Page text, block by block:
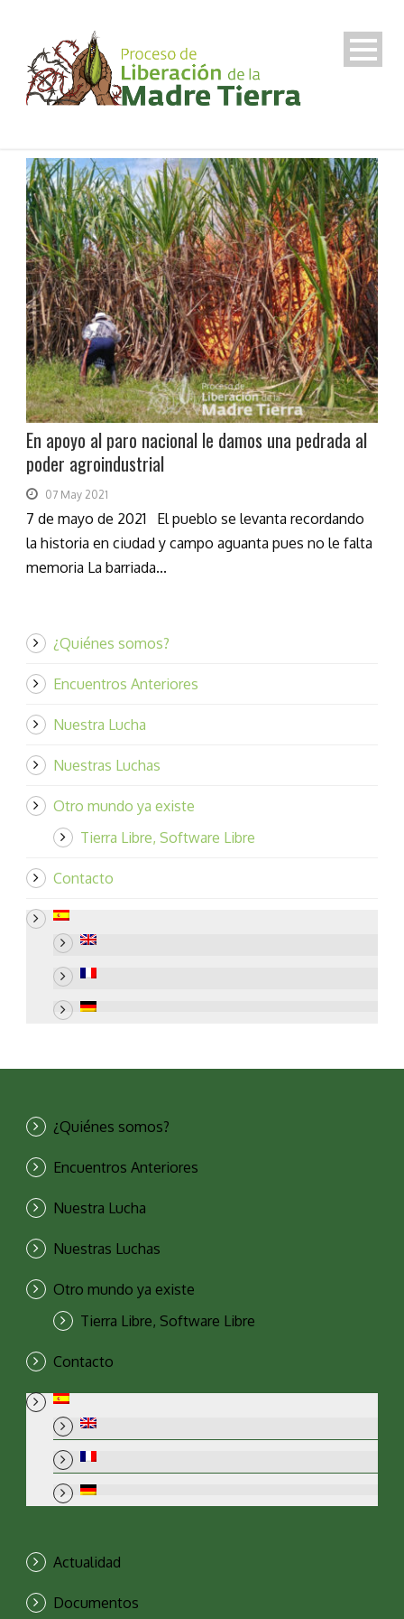
En apoyo al paro nacional le damos una pedrada al
poder agroindustrial
07 May 2021
7 de mayo de 2021 El pueblo se levanta recordando
la historia en ciudad y campo aguanta pues no le falta
memoria La barriada...
¿Quiénes somos?
Encuentros Anteriores
Nuestra Lucha
Nuestras Luchas
Otro mundo ya existe
Tierra Libre, Software Libre
Contacto
¿Quiénes somos?
Encuentros Anteriores
Nuestra Lucha
Nuestras Luchas
Otro mundo ya existe
Tierra Libre, Software Libre
Contacto
Actualidad
Documentos